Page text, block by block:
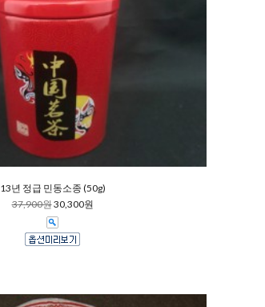
13년 정급 민동소종 (50g)
37,900원30,300원